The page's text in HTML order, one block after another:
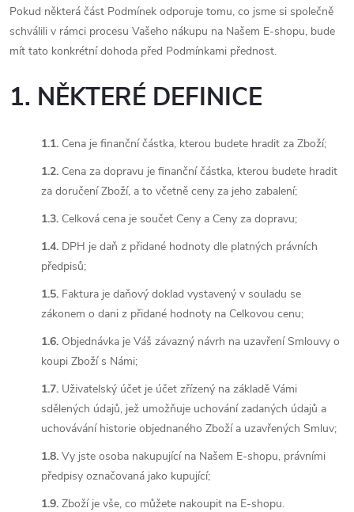
Pokud některá část Podmínek odporuje tomu, co jsme si společně
schválili v rámci procesu Vašeho nákupu na Našem E-shopu, bude
mít tato konkrétní dohoda před Podmínkami přednost.
1. NĚKTERÉ DEFINICE
1.1. Cena je finanční částka, kterou budete hradit za Zboží;
1.2. Cena za dopravu je finanční částka, kterou budete hradit
za doručení Zboží, a to včetně ceny za jeho zabalení;
1.3. Celková cena je součet Ceny a Ceny za dopravu;
1.4. DPH je daň z přidané hodnoty dle platných právních
předpisů;
1.5. Faktura je daňový doklad vystavený v souladu se
zákonem o dani z přidané hodnoty na Celkovou cenu;
1.6. Objednávka je Váš závazný návrh na uzavření Smlouvy o
koupi Zboží s Námi;
1.7. Uživatelský účet je účet zřízený na základě Vámi
sdělených údajů, jež umožňuje uchování zadaných údajů a
uchovávání historie objednaného Zboží a uzavřených Smluv;
1.8. Vy jste osoba nakupující na Našem E-shopu, právními
předpisy označovaná jako kupující;
1.9. Zboží je vše, co můžete nakoupit na E-shopu.